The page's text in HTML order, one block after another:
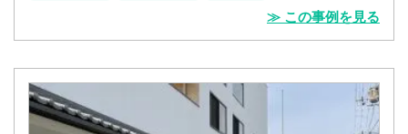
≫ この事例を見る